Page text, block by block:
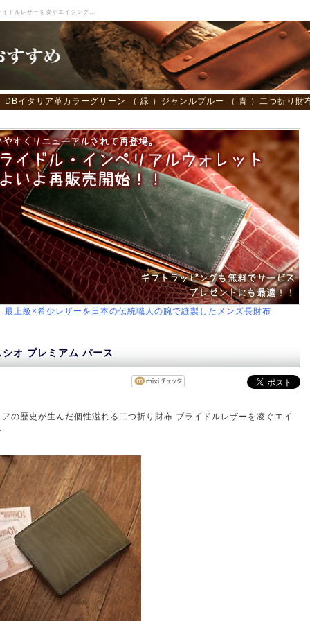
ドルレザーを凌ぐエイジング...
DBイタリア革カラー グリーン （ 緑 ） ジャンルブルー （ 青 ） 二つ折り財
シオ プレミアム パース
アの歴史が生んだ個性溢れる二つ折り財布 ブライドルレザーを凌ぐエイ
最上級×希少レザーを日本の伝統職人の腕で縫製したメンズ長財布